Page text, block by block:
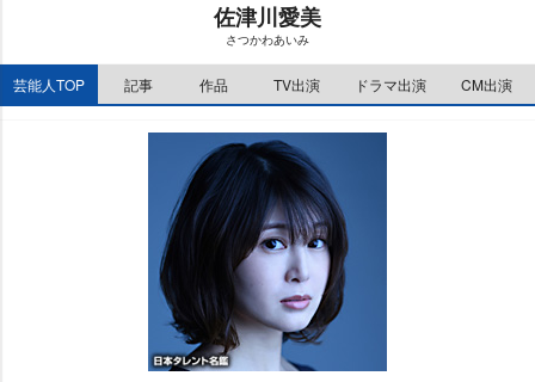
e
佐津川愛美
さつかわあいみ
芸能人TOP 記事 作品 TV出演 ドラマ出演 CM出演